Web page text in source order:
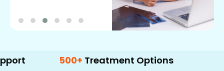
500+ Treatment Options